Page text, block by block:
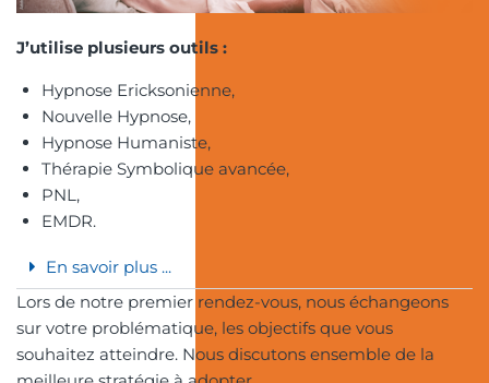
J’utilise plusieurs outils :
Hypnose Ericksonienne,
Nouvelle Hypnose,
Hypnose Humaniste,
Thérapie Symbolique avancée,
PNL,
EMDR.
En savoir plus ...
Lors de notre premier rendez-vous, nous échangeons
sur votre problématique, les objectifs que vous
souhaitez atteindre. Nous discutons ensemble de la